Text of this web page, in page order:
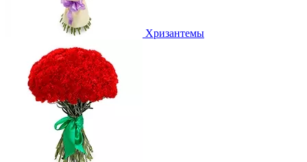
Хризантемы